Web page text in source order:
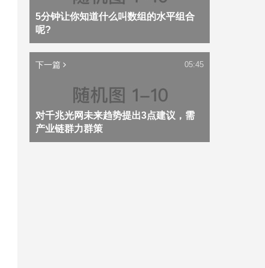
5分钟让你知道什么叫数组的水平组合
呢?
下一篇
对千兆光网未来趋势提出3点建议，需
产业链群力群策
05:45